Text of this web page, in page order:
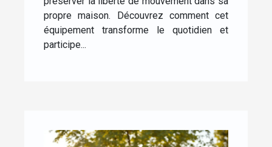
propre maison. Découvrez comment cet
équipement transforme le quotidien et
participe...